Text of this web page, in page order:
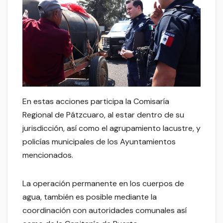
En estas acciones participa la Comisaría
Regional de Pátzcuaro, al estar dentro de su
jurisdicción, así como el agrupamiento lacustre, y
policías municipales de los Ayuntamientos
mencionados.
La operación permanente en los cuerpos de
agua, también es posible mediante la
coordinación con autoridades comunales así